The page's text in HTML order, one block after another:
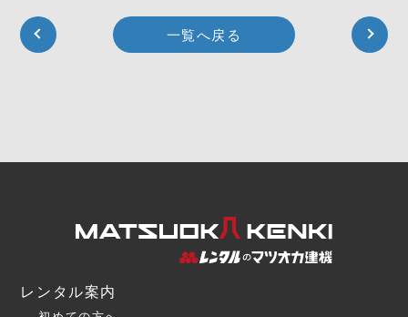
一覧へ戻る
レンタル案内